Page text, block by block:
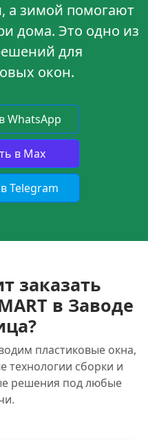
а зимой помогают
дома. Это одно из
для
окон.
WhatsApp
в Max
Telegram
заказать
в Заводе
пластиковые окна,
технологии сборки и
решения под любые